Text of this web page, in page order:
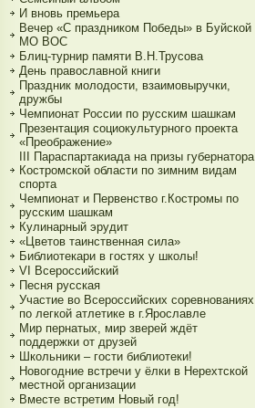
И вновь премьера
Вечер «С праздником Победы» в Буйской
МО ВОС
Блиц-турнир памяти В.Н.Трусова
День православной книги
Праздник молодости, взаимовыручки,
дружбы
Чемпионат России по русским шашкам
Презентация социокультурного проекта
«Преображение»
III Параспартакиада на призы губернатора
Костромской области по зимним видам
спорта
Чемпионат и Первенство г.Костромы по
русским шашкам
Кулинарный эрудит
«Цветов таинственная сила»
Библиотекари в гостях у школы!
VI Всероссийский
Песня русская
Участие во Всероссийских соревнованиях
по легкой атлетике в г.Ярославле
Мир пернатых, мир зверей ждёт
поддержки от друзей
Школьники – гости библиотеки!
Новогодние встречи у ёлки в Нерехтской
местной организации
Вместе встретим Новый год!